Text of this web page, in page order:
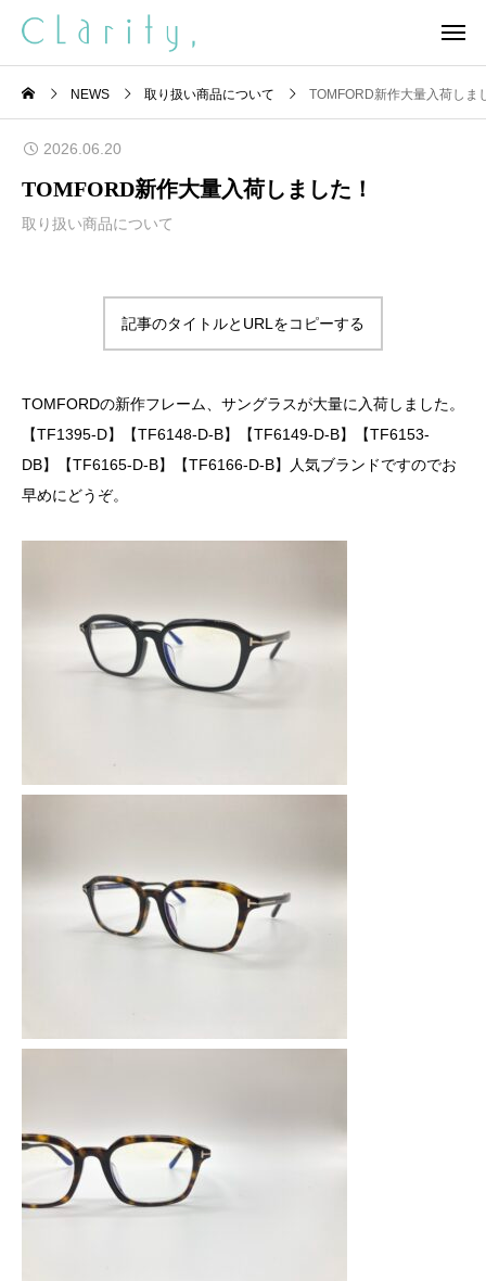
NEWS 取り扱い商品について TOMFORD新作大量入荷しま
2026.06.20
TOMFORD新作大量入荷しました！
取り扱い商品について
記事のタイトルとURLをコピーする
TOMFORDの新作フレーム、サングラスが大量に入荷しました。
【TF1395-D】【TF6148-D-B】【TF6149-D-B】【TF6153-
DB】【TF6165-D-B】【TF6166-D-B】人気ブランドですのでお
早めにどうぞ。